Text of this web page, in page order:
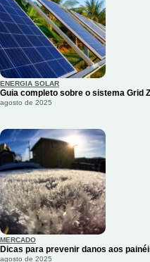
ENERGIA SOLAR
Guia completo sobre o sistema Grid
agosto de 2025
MERCADO
Dicas para prevenir danos aos
agosto de 2025